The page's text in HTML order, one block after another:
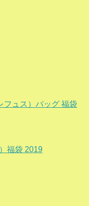
フュス）バッグ 福袋
福袋 2019